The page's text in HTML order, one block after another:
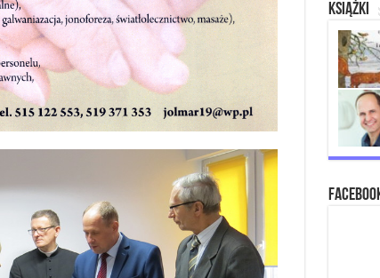
Książki